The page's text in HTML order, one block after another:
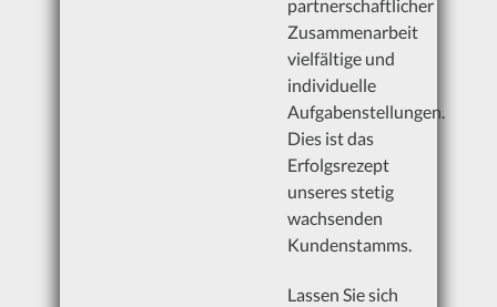
partnerschaftlicher
Zusammenarbeit
vielfältige und
individuelle
Aufgabenstellungen.
Dies ist das
Erfolgsrezept
unseres stetig
wachsenden
Kundenstamms.
Lassen Sie sich